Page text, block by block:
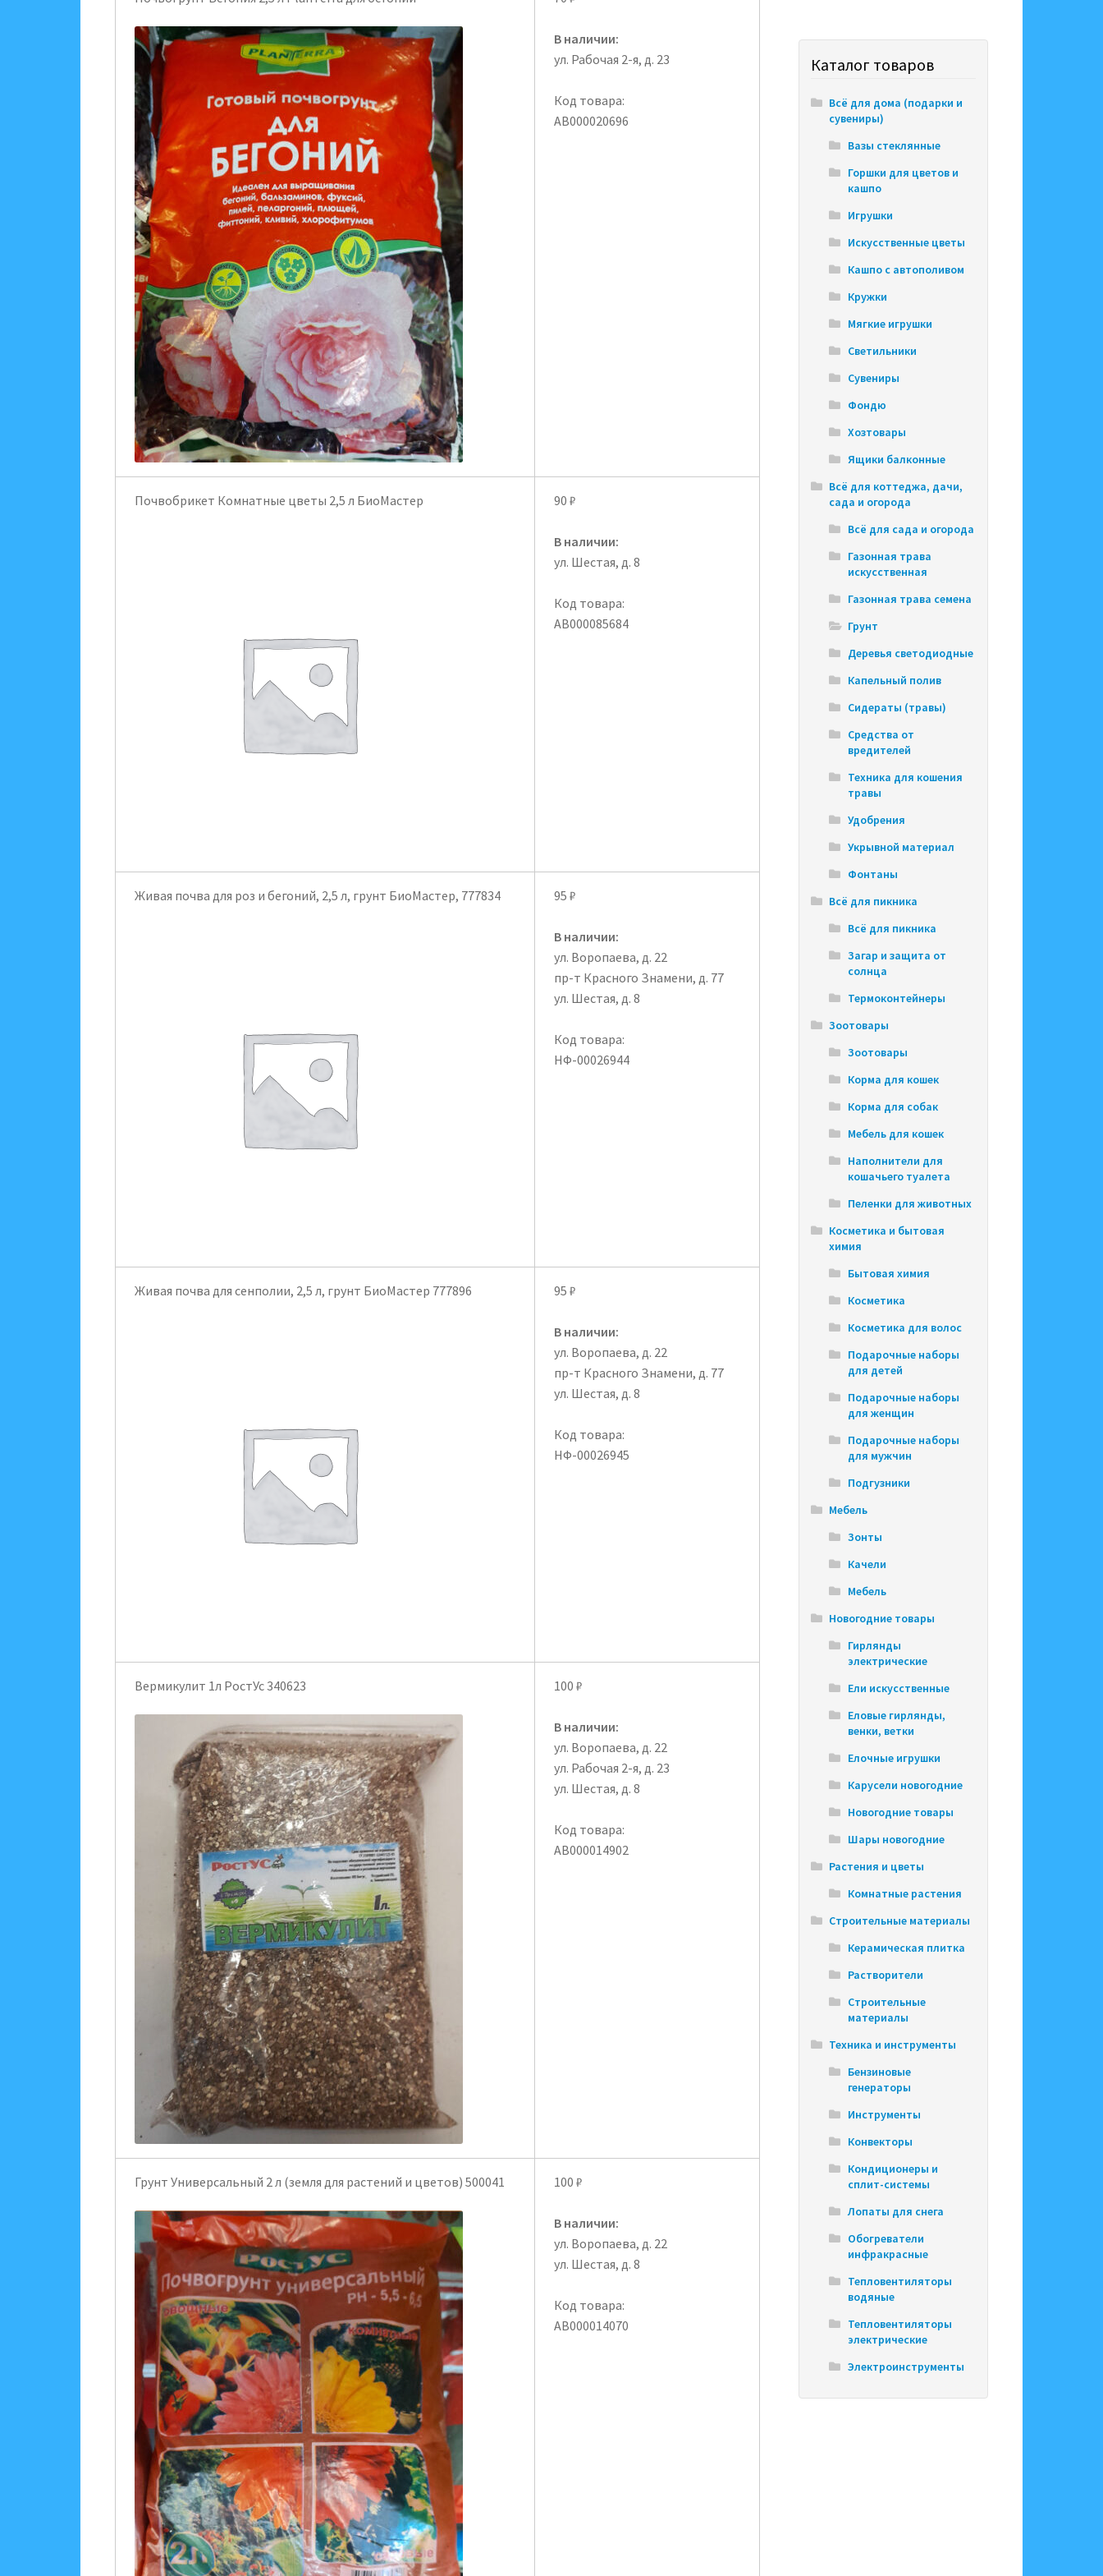
В наличии:
ул. Рабочая 2-я, д. 23
Код товара:
АВ000020696
Почвобрикет Комнатные цветы 2,5 л БиоМастер 90 ₽
В наличии:
ул. Шестая, д. 8
Код товара:
АВ000085684
Живая почва для роз и бегоний, 2,5 л, грунт БиоМастер, 777834 95 ₽
В наличии:
ул. Воропаева, д. 22
пр-т Красного Знамени, д. 77
ул. Шестая, д. 8
Код товара:
НФ-00026944
Живая почва для сенполии, 2,5 л, грунт БиоМастер 777896 95 ₽
В наличии:
ул. Воропаева, д. 22
пр-т Красного Знамени, д. 77
ул. Шестая, д. 8
Код товара:
НФ-00026945
Вермикулит 1л РостУс 340623 100 ₽
В наличии:
ул. Воропаева, д. 22
ул. Рабочая 2-я, д. 23
ул. Шестая, д. 8
Код товара:
АВ000014902
Грунт Универсальный 2 л (земля для растений и цветов) 500041 100 ₽
В наличии:
ул. Воропаева, д. 22
ул. Шестая, д. 8
Код товара:
АВ000014070
Каталог товаров
Всё для дома (подарки и
сувениры)
Вазы стеклянные
Горшки для цветов и
кашпо
Игрушки
Искусственные цветы
Кашпо с автополивом
Кружки
Мягкие игрушки
Светильники
Сувениры
Фондю
Хозтовары
Ящики балконные
Всё для коттеджа, дачи,
сада и огорода
Всё для сада и огорода
Газонная трава
искусственная
Газонная трава семена
Грунт
Деревья светодиодные
Капельный полив
Сидераты (травы)
Средства от
вредителей
Техника для кошения
травы
Удобрения
Укрывной материал
Фонтаны
Всё для пикника
Всё для пикника
Загар и защита от
солнца
Термоконтейнеры
Зоотовары
Зоотовары
Корма для кошек
Корма для собак
Мебель для кошек
Наполнители для
кошачьего туалета
Пеленки для животных
Косметика и бытовая
химия
Бытовая химия
Косметика
Косметика для волос
Подарочные наборы
для детей
Подарочные наборы
для женщин
Подарочные наборы
для мужчин
Подгузники
Мебель
Зонты
Качели
Мебель
Новогодние товары
Гирлянды
электрические
Ели искусственные
Еловые гирлянды,
венки, ветки
Елочные игрушки
Карусели новогодние
Новогодние товары
Шары новогодние
Растения и цветы
Комнатные растения
Строительные материалы
Керамическая плитка
Растворители
Строительные
материалы
Техника и инструменты
Бензиновые
генераторы
Инструменты
Конвекторы
Кондиционеры и
сплит-системы
Лопаты для снега
Обогреватели
инфракрасные
Тепловентиляторы
водяные
Тепловентиляторы
электрические
Электроинструменты